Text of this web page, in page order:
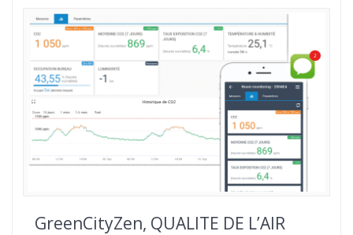
GreenCityZen, QUALITE DE L’AIR